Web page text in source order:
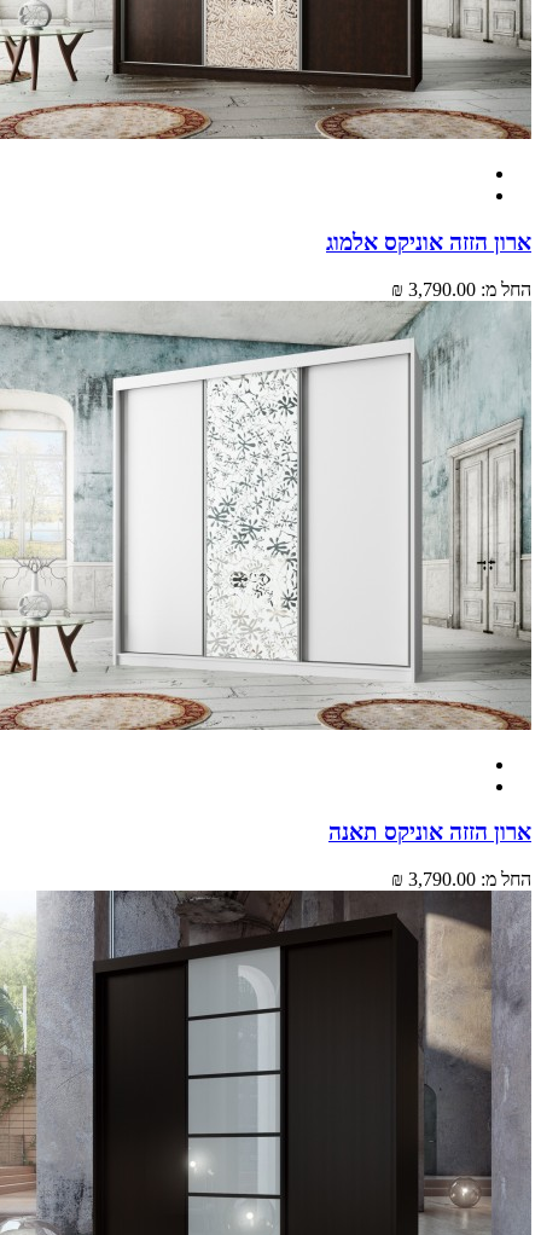
הזזה אוניקס אלמוג
מ: 3,790.00 ₪
הזזה אוניקס תאנה
מ: 3,790.00 ₪